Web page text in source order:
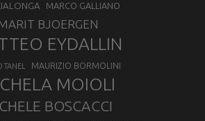
MARCO GALLIANO
BJOERGEN
EYDALLIN
TANEL MAURIZIO BORMOLINI
MOIOLI
BOSCACCI